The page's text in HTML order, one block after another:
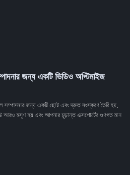
জন্য একটি ভিডিও অপ্টিমাইজ
সম্পাদনার জন্য একটি ছোট এবং দ্রুত সংস্করণ তৈরি হয়,
আরও মসৃণ হয় এবং আপনার চূড়ান্ত এক্সপোর্টের গুণগত মান